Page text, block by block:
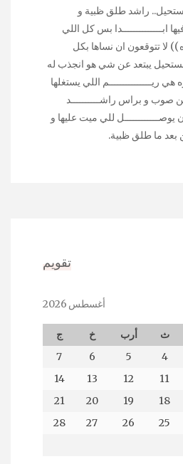
راشد طلق ظبية و
ابــــــــــــــدا بس كل اللي
)) لا تتوقعون ان نساها بكل
يبتعد عن شي هو انجذب له
ريـــــــــــــــم اللي يستغلها
و براس راشــــــــــد
للي ميت عليها و
ما طلق ظبية.
تقويم
أغسطس 2026
ث أرب خ
ج
4
5
6
7
11
12
13
14
18
19
20
21
25
26
27
28